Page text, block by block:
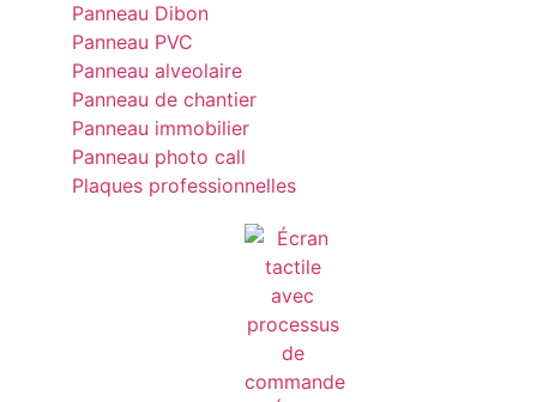
Panneau Dibon
Panneau PVC
Panneau alveolaire
Panneau de chantier
Panneau immobilier
Panneau photo call
Plaques professionnelles